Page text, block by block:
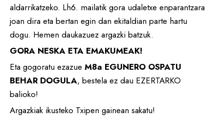
aldarrikatzeko. Lh6. mailatik gora udaletxe enparantzara
joan dira eta bertan egin dan ekitaldian parte hartu
dogu. Hemen daukazuez argazki batzuk.
GORA NESKA ETA EMAKUMEAK!
Eta gogoratu ezazue M8a EGUNERO OSPATU
BEHAR DOGULA, bestela ez dau EZERTARKO
balioko!
Argazkiak ikusteko Txipen gainean sakatu!